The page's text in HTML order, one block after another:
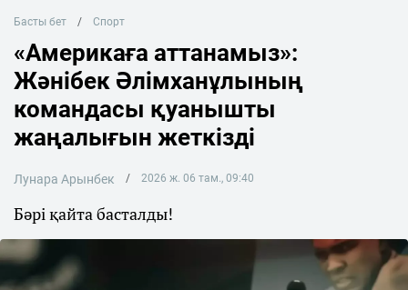
Басты бет Спорт
«Америкаға аттанамыз»:
Жәнібек Әлімханұлының
командасы қуанышты
жаңалығын жеткізді
Лунара Арынбек 2026 ж. 06 там., 09:40
Бәрі қайта басталды!